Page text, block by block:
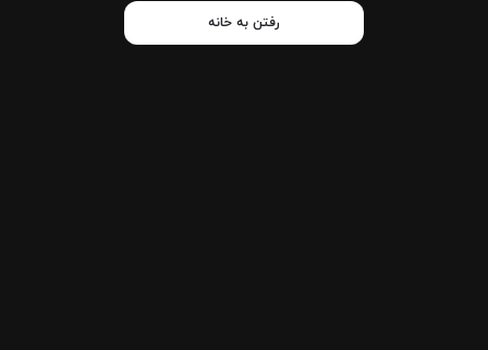
رفتن به خانه